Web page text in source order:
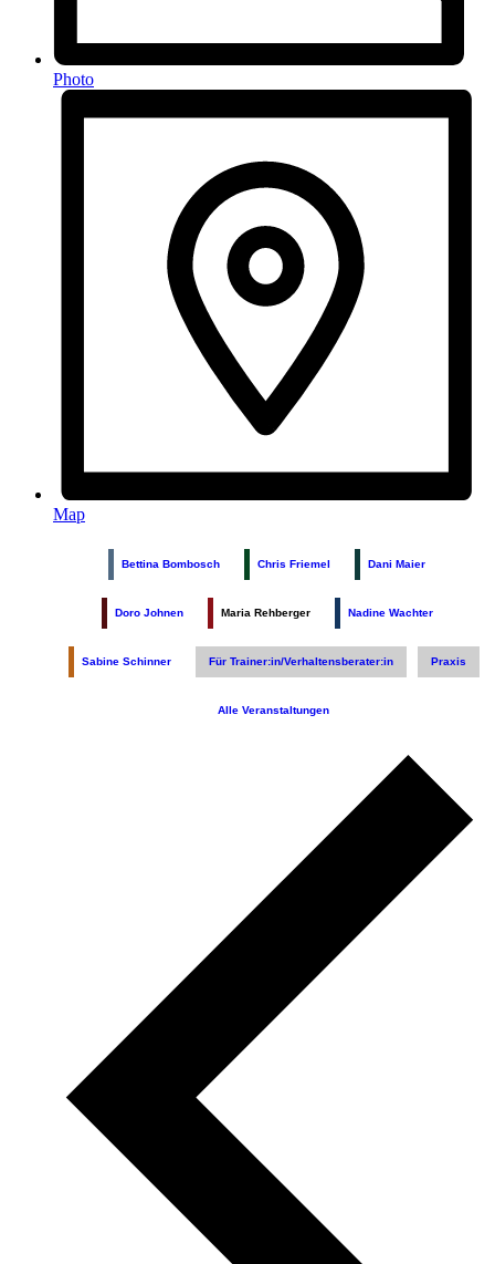
Photo
Map
Bettina Bombosch Chris Friemel Dani Maier
Doro Johnen Maria Rehberger Nadine Wachter
Sabine Schinner Für Trainer:in/Verhaltensberater:in Praxis
Alle Veranstaltungen